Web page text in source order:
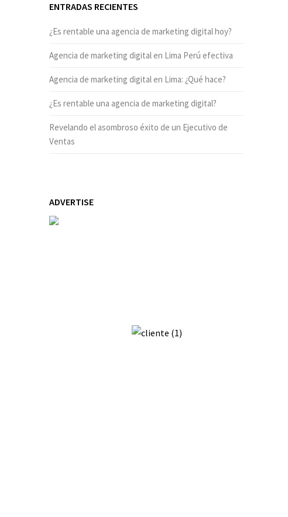
ENTRADAS RECIENTES
¿Es rentable una agencia de marketing digital hoy?
Agencia de marketing digital en Lima Perú efectiva
Agencia de marketing digital en Lima: ¿Qué hace?
¿Es rentable una agencia de marketing digital?
Revelando el asombroso éxito de un Ejecutivo de
Ventas
ADVERTISE